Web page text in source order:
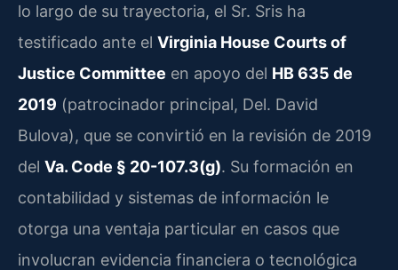
lo largo de su trayectoria, el Sr. Sris ha
testificado ante el Virginia House Courts of
Justice Committee en apoyo del HB 635 de
2019 (patrocinador principal, Del. David
Bulova), que se convirtió en la revisión de 2019
del Va. Code § 20-107.3(g). Su formación en
contabilidad y sistemas de información le
otorga una ventaja particular en casos que
involucran evidencia financiera o tecnológica